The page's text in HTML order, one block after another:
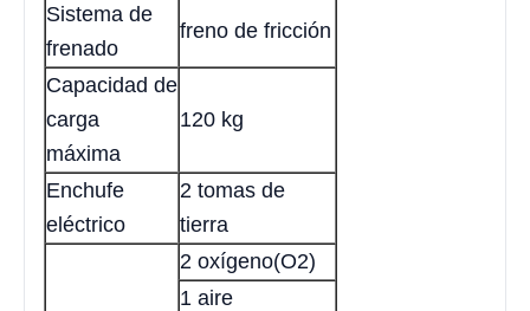
Sistema de
frenado
freno de fricción
Capacidad de
carga
máxima
120 kg
Enchufe
eléctrico
2 tomas de
tierra
2 oxígeno(O2)
1 aire